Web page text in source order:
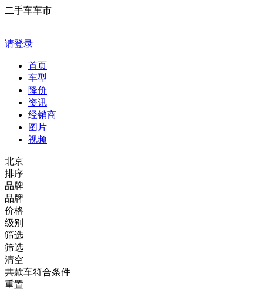
二手车车市
请登录
首页
车型
降价
资讯
经销商
图片
视频
北京
排序
品牌
品牌
价格
级别
筛选
筛选
清空
共款车符合条件
重置